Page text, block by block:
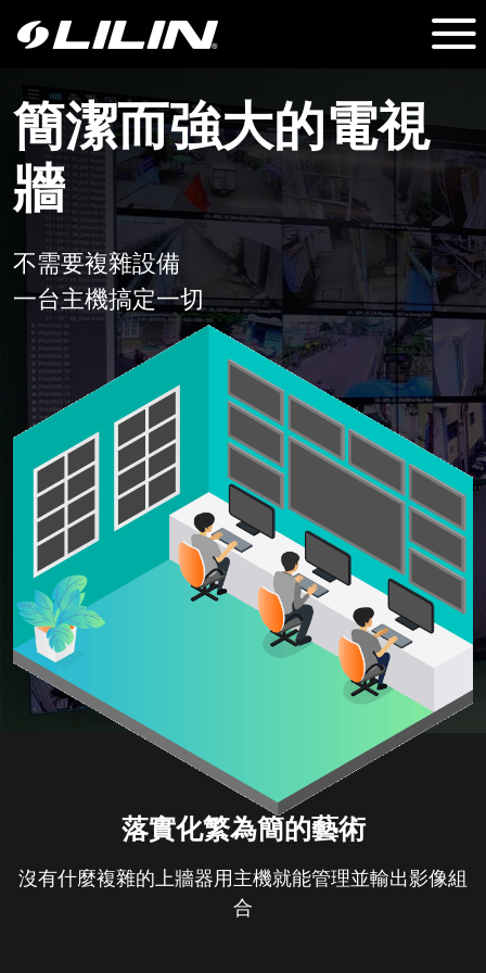
簡潔而強大的電視
牆
不需要複雜設備
一台主機搞定一切
落實化繁為簡的藝術
沒有什麼複雜的上牆器用主機就能管理並輸出影像組
合